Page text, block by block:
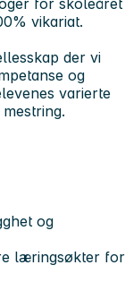
for skoleåret
vikariat.
der vi
og
varierte
og
læringsøkter for